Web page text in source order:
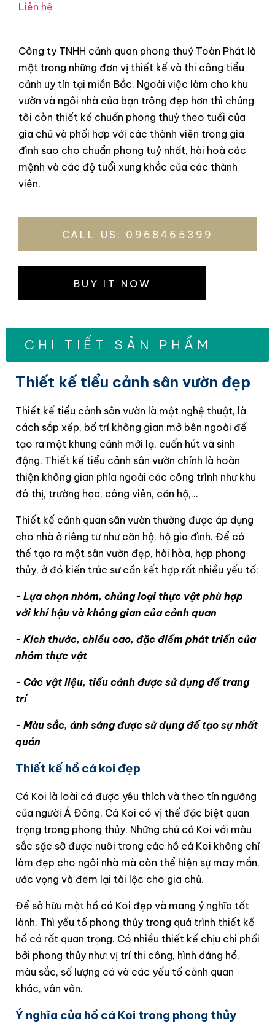
Liên hệ
Công ty TNHH cảnh quan phong thuỷ Toàn Phát là
một trong những đơn vị thiết kế và thi công tiểu
cảnh uy tín tại miền Bắc. Ngoài việc làm cho khu
vườn và ngôi nhà của bạn trông đẹp hơn thì chúng
tôi còn thiết kế chuẩn phong thuỷ theo tuổi của
gia chủ và phối hợp với các thành viên trong gia
đình sao cho chuẩn phong tuỷ nhất, hài hoà các
mệnh và các độ tuổi xung khắc của các thành
viên.
CALL US: 0968465399
BUY IT NOW
CHI TIẾT SẢN PHẨM
Thiết kế tiểu cảnh sân vườn đẹp
Thiết kế tiểu cảnh sân vườn là một nghệ thuật, là
cách sắp xếp, bố trí không gian mở bên ngoài để
tạo ra một khung cảnh mới lạ, cuốn hút và sinh
động. Thiết kế tiểu cảnh sân vườn chính là hoàn
thiện không gian phía ngoài các công trình như khu
đô thị, trường học, công viên, căn hộ,...
Thiết kế cảnh quan sân vườn thường được áp dụng
cho nhà ở riêng tư như căn hộ, hộ gia đình. Để có
thể tạo ra một sân vườn đẹp, hài hòa, hợp phong
thủy, ở đó kiến trúc sư cần kết hợp rất nhiều yếu tố:
- Lựa chọn nhóm, chủng loại thực vật phù hợp
với khí hậu và không gian của cảnh quan
- Kích thước, chiều cao, đặc điểm phát triển của
nhóm thực vật
- Các vật liệu, tiểu cảnh được sử dụng để trang
trí
- Màu sắc, ánh sáng được sử dụng để tạo sự nhất
quán
Thiết kế hồ cá koi đẹp
Cá Koi là loài cá được yêu thích và theo tín ngưỡng
của người Á Đông. Cá Koi có vị thế đặc biệt quan
trọng trong phong thủy. Những chú cá Koi với màu
sắc sặc sỡ được nuôi trong các hồ cá Koi không chỉ
làm đẹp cho ngôi nhà mà còn thể hiện sự may mắn,
ước vọng và đem lại tài lộc cho gia chủ.
Để sở hữu một hồ cá Koi đẹp và mang ý nghĩa tốt
lành. Thì yếu tố phong thủy trong quá trình thiết kế
hồ cá rất quan trọng. Có nhiều thiết kế chịu chi phối
bởi phong thủy như: vị trí thi công, hình dáng hồ,
màu sắc, số lượng cá và các yếu tố cảnh quan
khác, vân vân.
Ý nghĩa của hồ cá Koi trong phong thủy